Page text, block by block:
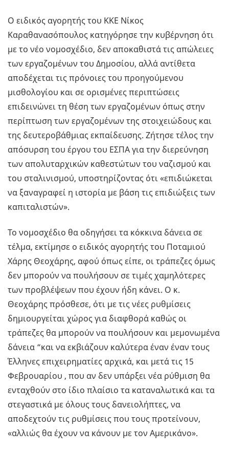
Ο ειδικός αγορητής του ΚΚΕ Νίκος
Καραθανασόπουλος κατηγόρησε την κυβέρνηση ότι
με το νέο νομοσχέδιο, δεν αποκαθιστά τις απώλειες
των εργαζομένων του Δημοσίου, αλλά αντίθετα
αποδέχεται τις πρόνοιες του προηγούμενου
μισθολογίου και σε ορισμένες περιπτώσεις
επιδεινώνει τη θέση των εργαζομένων όπως στην
περίπτωση των εργαζομένων της στοιχειώδους και
της δευτεροβάθμιας εκπαίδευσης. Ζήτησε τέλος την
απόσυρση του έργου του ΕΣΠΑ για την διερεύνηση
των απολυταρχικών καθεστώτων του ναζισμού και
του σταλινισμού, υποστηρίζοντας ότι «επιδιώκεται
να ξαναγραφεί η ιστορία με βάση τις επιδιώξεις των
καπιταλιστών».
Το νομοσχέδιο θα οδηγήσει τα κόκκινα δάνεια σε
τέλμα, εκτίμησε ο ειδικός αγορητής του Ποταμιού
Χάρης Θεοχάρης, αφού όπως είπε, οι τράπεζες όμως
δεν μπορούν να πουλήσουν σε τιμές χαμηλότερες
των προβλέψεων που έχουν ήδη κάνει. Ο κ.
Θεοχάρης πρόσθεσε, ότι με τις νέες ρυθμίσεις
δημιουργείται χώρος για διαφθορά καθώς οι
τράπεζες θα μπορούν να πουλήσουν και μεμονωμένα
δάνεια “και να εκβιάζουν καλύτερα έναν έναν τους
Έλληνες επιχειρηματίες αρχικά, και μετά τις 15
Φεβρουαρίου , που αν δεν υπάρξει νέα ρύθμιση θα
ενταχθούν στο ίδιο πλαίσιο τα καταναλωτικά και τα
στεγαστικά με όλους τους δανειολήπτες, να
αποδεχτούν τις ρυθμίσεις που τους προτείνουν,
«αλλιώς θα έχουν να κάνουν με τον Αμερικάνο».